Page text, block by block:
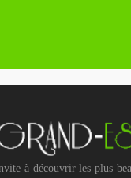
à découvrir les plus